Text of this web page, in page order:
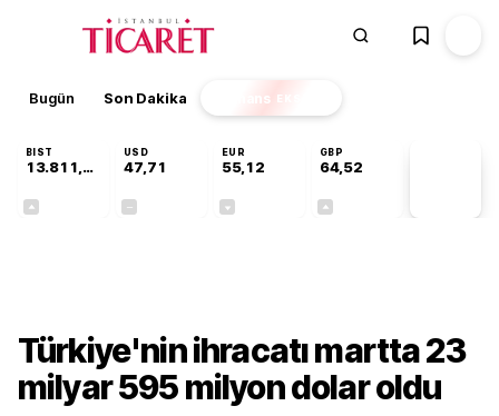
Bugün Son Dakika Finans EKSTRA
BIST
13.811,60
USD
47,71
EUR
55,12
GBP
64,52
Türkiye'nin ihracatı martta 23
milyar 595 milyon dolar oldu